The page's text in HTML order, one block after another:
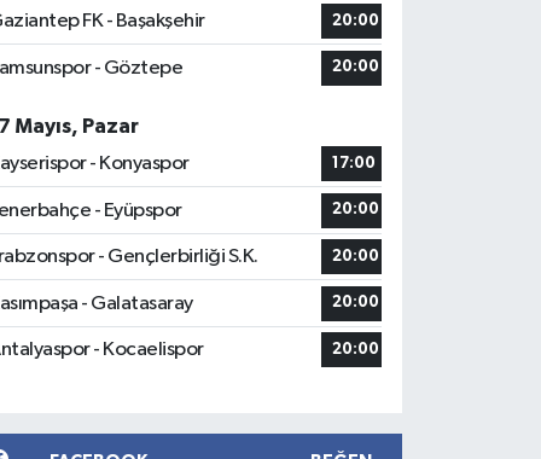
FK - Başakşehir 20:00
- Göztepe 20:00
Mayıs, Pazar
- Konyaspor
17:00
- Eyüpspor 20:00
- Gençlerbirliği S.K. 20:00
- Galatasaray 20:00
- Kocaelispor 20:00